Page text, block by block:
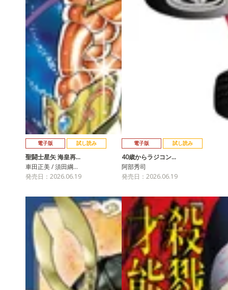
電子版 試し読み
聖闘士星矢 海皇再…
車田正美 / 須田綱…
発売日：2026.06.19
電子版 試し読み
40歳からラジコン…
阿部秀司
発売日：2026.06.19